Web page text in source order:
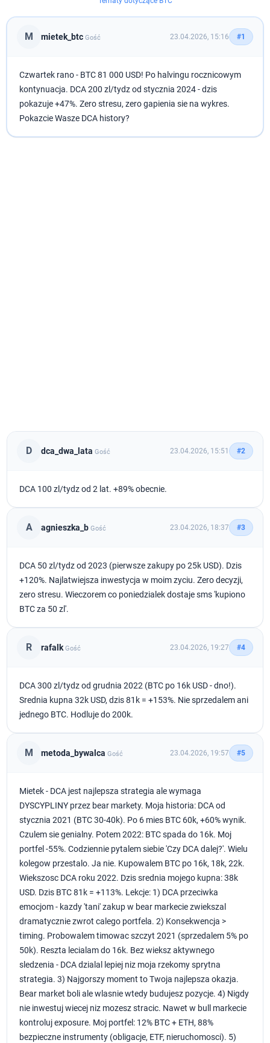
M mietek_btc Gość 23.04.2026, 15:16 #1
Czwartek rano - BTC 81 000 USD! Po halvingu rocznicowym
kontynuacja. DCA 200 zl/tydz od stycznia 2024 - dzis
pokazuje +47%. Zero stresu, zero gapienia sie na wykres.
Pokazcie Wasze DCA history?
D dca_dwa_lata Gość 23.04.2026, 15:51 #2
DCA 100 zl/tydz od 2 lat. +89% obecnie.
A agnieszka_b Gość 23.04.2026, 18:37 #3
DCA 50 zl/tydz od 2023 (pierwsze zakupy po 25k USD). Dzis
+120%. Najlatwiejsza inwestycja w moim zyciu. Zero decyzji,
zero stresu. Wieczorem co poniedzialek dostaje sms 'kupiono
BTC za 50 zl'.
R rafalk Gość 23.04.2026, 19:27 #4
DCA 300 zl/tydz od grudnia 2022 (BTC po 16k USD - dno!).
Srednia kupna 32k USD, dzis 81k = +153%. Nie sprzedalem ani
jednego BTC. Hodluje do 200k.
M metoda_bywalca Gość 23.04.2026, 19:57 #5
Mietek - DCA jest najlepsza strategia ale wymaga
DYSCYPLINY przez bear markety. Moja historia: DCA od
stycznia 2021 (BTC 30-40k). Po 6 mies BTC 60k, +60% wynik.
Czulem sie genialny. Potem 2022: BTC spada do 16k. Moj
portfel -55%. Codziennie pytalem siebie 'Czy DCA dalej?'. Wielu
kolegow przestalo. Ja nie. Kupowalem BTC po 16k, 18k, 22k.
Wiekszosc DCA roku 2022. Dzis srednia mojego kupna: 38k
USD. Dzis BTC 81k = +113%. Lekcje: 1) DCA przeciwka
emocjom - kazdy 'tani' zakup w bear markecie zwiekszal
dramatycznie zwrot calego portfela. 2) Konsekwencja >
timing. Probowalem timowac szczyt 2021 (sprzedalem 5% po
50k). Reszta lecialam do 16k. Bez wieksz aktywnego
sledzenia - DCA dzialal lepiej niz moja rzekomy sprytna
strategia. 3) Najgorszy moment to Twoja najlepsza okazja.
Bear market boli ale wlasnie wtedy budujesz pozycje. 4) Nigdy
nie inwestuj wiecej niz mozesz stracic. Nawet w bull markecie
kontroluj exposure. Moj portfel: 12% BTC + ETH, 88%
bezpieczne instrumenty (obligacje, ETF, nieruchomosci). 5)